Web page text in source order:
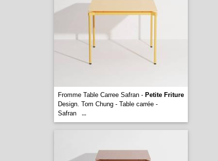
Fromme Table Carree Safran - Petite Friture
Design. Tom Chung - Table carrée -
Safran
...